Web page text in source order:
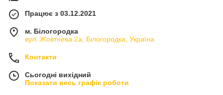
Працює з 03.12.2021
м. Білогородка
вул. Жовтнева 2а, Білогородка, Україна
Контакти
Сьогодні вихідний
Показати весь графік роботи